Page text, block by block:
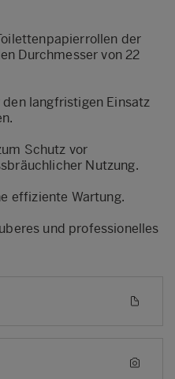
der
Durchmesser von 22
langfristigen Einsatz
Schutz vor
Nutzung.
effiziente Wartung.
und professionelles